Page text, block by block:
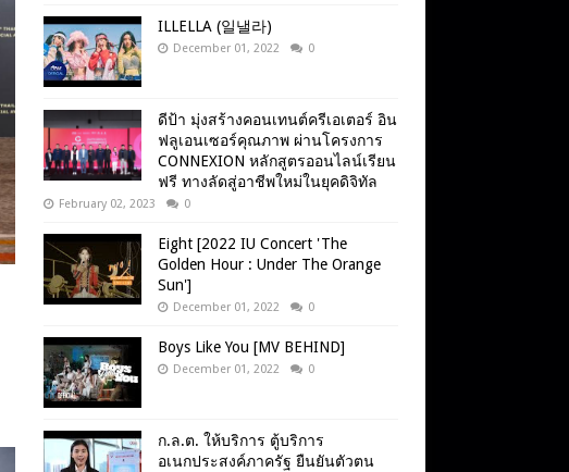
ILLELLA (일낼라)
December 01, 2022 0
ดีป้า มุ่งสร้างคอนเทนต์ครีเอเตอร์ อิน
ฟลูเอนเซอร์คุณภาพ ผ่านโครงการ
CONNEXION หลักสูตรออนไลน์เรียน
ฟรี ทางลัดสู่อาชีพใหม่ในยุคดิจิทัล
February 02, 2023 0
Eight [2022 IU Concert 'The
Golden Hour : Under The Orange
Sun']
December 01, 2022 0
Boys Like You [MV BEHIND]
December 01, 2022 0
ก.ล.ต. ให้บริการ ตู้บริการ
อเนกประสงค์ภาครัฐ ยืนยันตัวตน